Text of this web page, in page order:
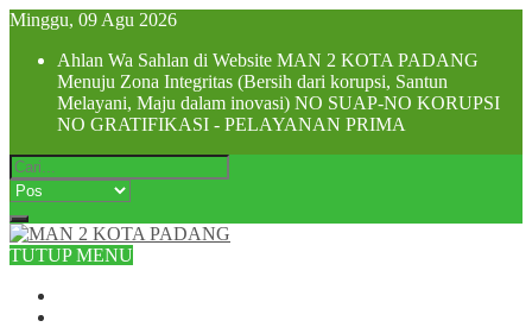
Minggu, 09 Agu 2026
Ahlan Wa Sahlan di Website MAN 2 KOTA PADANG
Menuju Zona Integritas (Bersih dari korupsi, Santun
Melayani, Maju dalam inovasi) NO SUAP-NO KORUPSI
NO GRATIFIKASI - PELAYANAN PRIMA
TUTUP MENU